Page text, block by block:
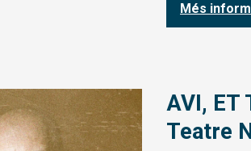
Més
AVI, ET
Teatre